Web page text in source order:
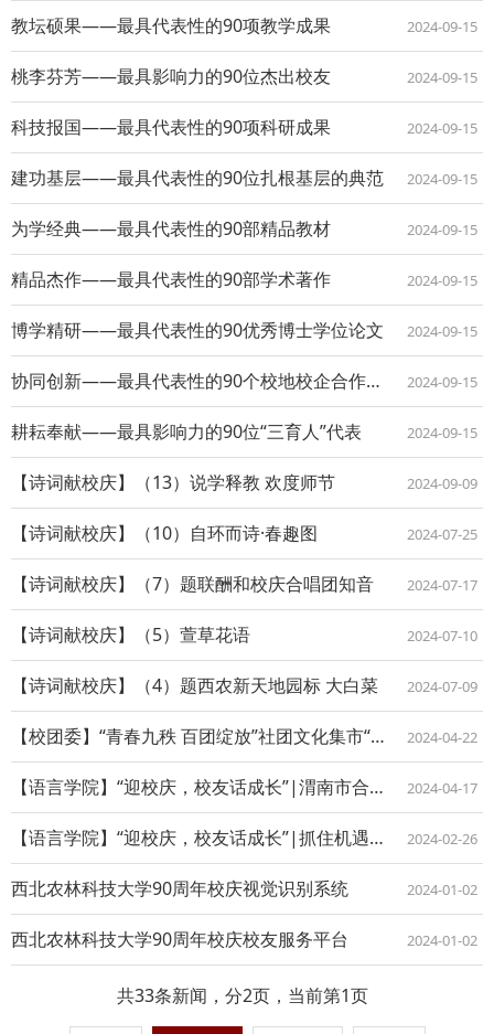
教坛硕果——最具代表性的90项教学成果 2024-09-15
桃李芬芳——最具影响力的90位杰出校友 2024-09-15
科技报国——最具代表性的90项科研成果 2024-09-15
建功基层——最具代表性的90位扎根基层的典范 2024-09-15
为学经典——最具代表性的90部精品教材 2024-09-15
精品杰作——最具代表性的90部学术著作 2024-09-15
博学精研——最具代表性的90优秀博士学位论文 2024-09-15
协同创新——最具代表性的90个校地校企合作典范 2024-09-15
耕耘奉献——最具影响力的90位“三育人”代表 2024-09-15
【诗词献校庆】（13）说学释教 欢度师节 2024-09-09
【诗词献校庆】（10）自环而诗·春趣图 2024-07-25
【诗词献校庆】（7）题联酬和校庆合唱团知音 2024-07-17
【诗词献校庆】（5）萱草花语 2024-07-10
【诗词献校庆】（4）题西农新天地园标 大白菜 2024-07-09
【校团委】“青春九秩 百团绽放”社团文化集市“动感潮流”体育运动集市 2024-04-22
【语言学院】“迎校庆，校友话成长”|渭南市合阳县黑河镇教师 刘世元 2024-04-17
【语言学院】“迎校庆，校友话成长”|抓住机遇，丰盈自我，开拓进取，听吕晶晶老师讲... 2024-02-26
西北农林科技大学90周年校庆视觉识别系统 2024-01-02
西北农林科技大学90周年校庆校友服务平台 2024-01-02
共33条新闻，分2页，当前第1页